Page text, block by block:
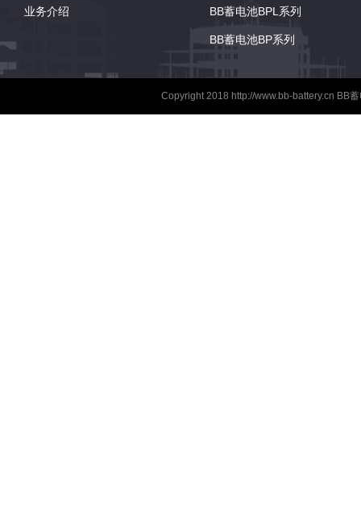
业务介绍 BB蓄电池BPL系列
BB蓄电池BP系列
Copyright 2018 http://www.bb-battery.cn BB